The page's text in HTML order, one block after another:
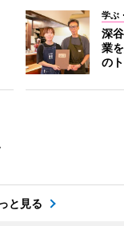
学ぶ
深
業
の
と見る